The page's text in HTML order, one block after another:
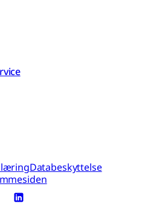
Databeskyttelse